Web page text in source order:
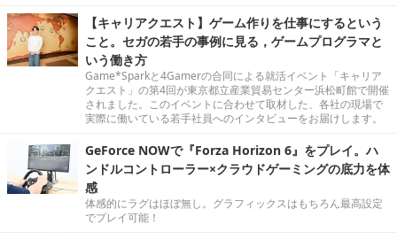
【キャリアクエスト】ゲーム作りを仕事にするという
こと。セガの若手の事例に見る，ゲームプログラマと
いう働き方
Game*Sparkと4Gamerの合同による就活イベント「キャリア
クエスト」の第4回が東京都立産業貿易センター浜松町館で開催
されました。このイベントに合わせて取材した、各社の現場で
実際に働いている若手社員へのインタビューをお届けします。
GeForce NOWで『Forza Horizon 6』をプレイ。ハ
ンドルコントローラー×クラウドゲーミングの底力を体
感
体感的にラグはほぼ無し。グラフィックスはもちろん最高設定
でプレイ可能！